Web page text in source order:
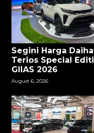
Segini Harga
Terios Special
GIIAS 2026
August 6, 2026